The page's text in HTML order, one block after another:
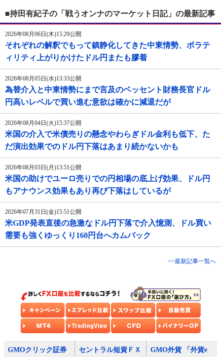
■持田有紀子の「戦うオンナのマーケット日記」の最新記事
2026年08月06日(木)15:29公開
それぞれの解釈でもって鎮静化してきた中東情勢、ボラテ
ィリティ上がりかけたドル円またも膠着
2026年08月05日(水)13:33公開
為替介入と中東情勢にまで言及のベッセント財務長官ドル
円高いレベルで買い進む意欲は確かに減退だが
2026年08月04日(火)15:37公開
米国の介入で米債売りの懸念やわらぎドル金利も低下、た
だ演出効果でのドル円下落はあまり続かないかも
2026年08月03日(月)13:51公開
米国の助けでユーロ売りでの円相場の底上げ効果、ドル円
もアナウンス効果もあり再び下落はしているが
2026年07月31日(金)15:51公開
米GDP発表直後の急激なドル円下落で介入憶測、ドル買い
需要も強くゆっくり160円台へカムバック
>>最新記事一覧へ
GMOクリック証券 セントラル短資ＦＸ GMO外貨 「外貨e